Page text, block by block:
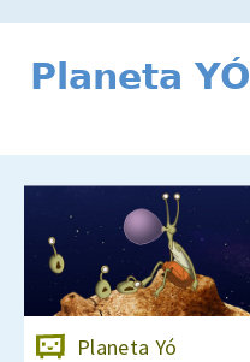
Planeta YÓ
Planeta Yó